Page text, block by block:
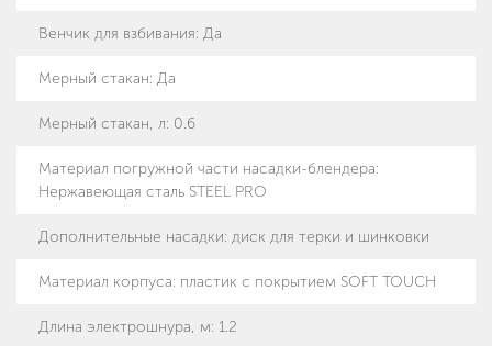
Венчик для взбивания: Да
Мерный стакан: Да
Мерный стакан, л: 0.6
Материал погружной части насадки-блендера:
Нержавеющая сталь STEEL PRO
Дополнительные насадки: диск для терки и шинковки
Материал корпуса: пластик с покрытием SOFT TOUCH
Длина электрошнура, м: 1.2